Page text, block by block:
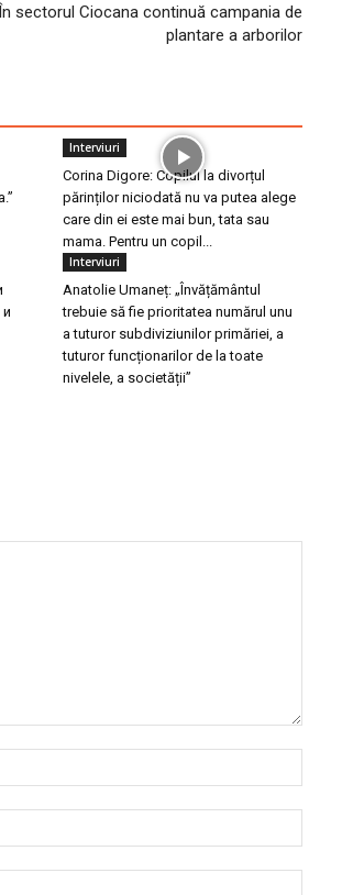
sectorul Ciocana continuă campania de
plantare a arborilor
Interviuri
Corina Digore: Copilul la divorțul
părinților niciodată nu va putea alege
care din ei este mai bun, tata sau
mama. Pentru un copil...
Interviuri
Anatolie Umaneț: „Învățământul
trebuie să fie prioritatea numărul unu
a tuturor subdiviziunilor primăriei, a
tuturor funcționarilor de la toate
nivelele, a societății”